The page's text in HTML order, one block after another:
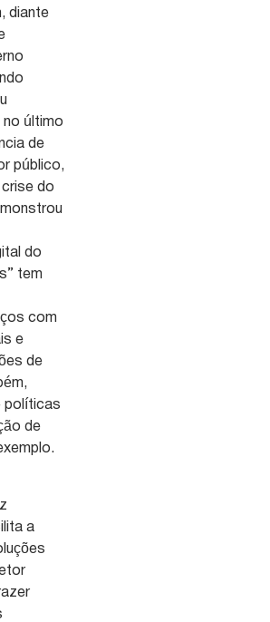
diante
no último
de
público,
do
do
tem
com
e
de
políticas
de
a